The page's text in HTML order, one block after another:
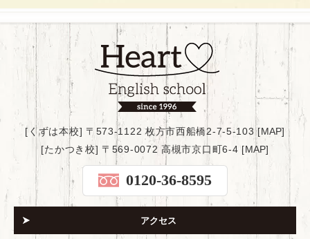
[くずは本校] 〒573-1122 枚方市西船橋2-7-5-103 [MAP]
[たかつき校] 〒569-0072 高槻市京口町6-4 [MAP]
0120-36-8595
アクセス